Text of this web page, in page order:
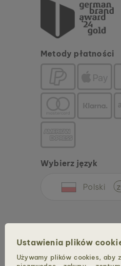
Ustawienia plików
Używamy plików cookies, aby
Metody płatności
Wybierz język
Polski